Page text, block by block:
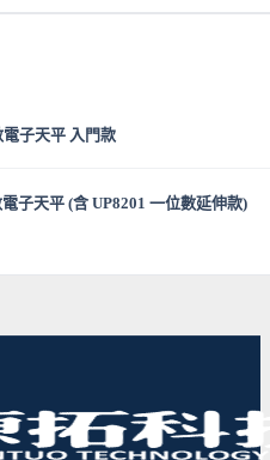
子天平 入門款
子天平 (含 UP8201 一位數延伸款)